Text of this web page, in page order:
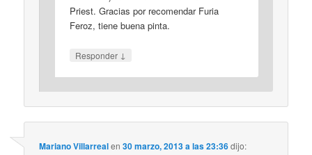
Priest. Gracias por recomendar Furia
Feroz, tiene buena pinta.
Responder ↓
Mariano Villarrealen30 marzo, 2013 a las 23:36dijo: